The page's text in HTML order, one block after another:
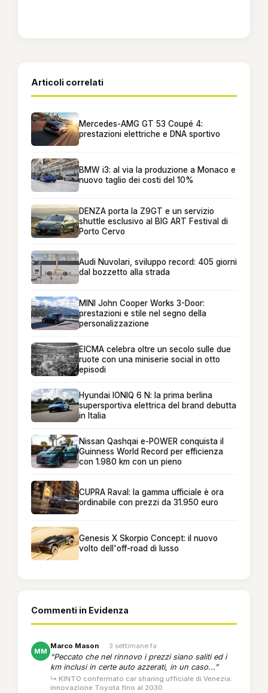
Articoli correlati
Mercedes-AMG GT 53 Coupé 4:
prestazioni elettriche e DNA sportivo
BMW i3: al via la produzione a Monaco e
nuovo taglio dei costi del 10%
DENZA porta la Z9GT e un servizio
shuttle esclusivo al BIG ART Festival di
Porto Cervo
Audi Nuvolari, sviluppo record: 405 giorni
dal bozzetto alla strada
MINI John Cooper Works 3-Door:
prestazioni e stile nel segno della
personalizzazione
EICMA celebra oltre un secolo sulle due
ruote con una miniserie social in otto
episodi
Hyundai IONIQ 6 N: la prima berlina
supersportiva elettrica del brand debutta
in Italia
Nissan Qashqai e-POWER conquista il
Guinness World Record per efficienza
con 1.980 km con un pieno
CUPRA Raval: la gamma ufficiale è ora
ordinabile con prezzi da 31.950 euro
Genesis X Skorpio Concept: il nuovo
volto dell'off-road di lusso
Commenti in Evidenza
MM
Marco Mason · 3 settimane fa
“Peccato che nel rinnovo i prezzi siano saliti ed i
km inclusi in certe auto azzerati, in un caso...”
↳ KINTO confermato car sharing ufficiale di Venezia:
innovazione Toyota fino al 2030